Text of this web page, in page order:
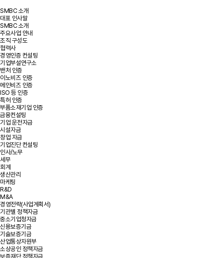
SMBC 소개
대표 인사말
SMBC 소개
주요사업 안내
조직 구성도
협력사
경영인증 컨설팅
기업부설연구소
밴처 인증
이노비즈 인증
메인비즈 인증
ISO 등 인증
특허 인증
부품소재기업 인증
금융컨설팅
기업 운전자금
시설자금
창업 자금
기업진단 컨설팅
인사/노무
세무
회계
생산관리
마케팅
R&D
M&A
경영전략(사업계획서)
기관별 정책자금
중소기업청자금
신용보증기금
기술보증기금
산업통상자원부
소상공인 정책자금
보증재단 정책자금